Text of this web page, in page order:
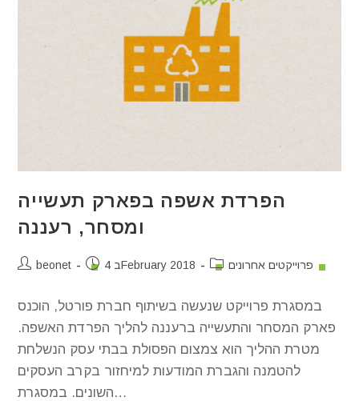
הפרדת אשפה בפארק תעשייה
ומסחר, רעננה
beonet 4 בFebruary 2018 פרוייקטים אחרונים
במסגרת פרוייקט שנעשה בשיתוף חברת פורטל, הוכנס
פארק המסחר והתעשייה ברעננה להליך הפרדת האשפה.
מטרת ההליך הוא צמצום הפסולת בבתי עסק הנשלחת
להטמנה והגברת המודעות למיחזור בקרב העסקים
השונים. במסגרת…